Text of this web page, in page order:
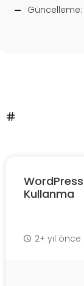
Güncelleme:
WordPress
Kullanma
2+ yıl önce